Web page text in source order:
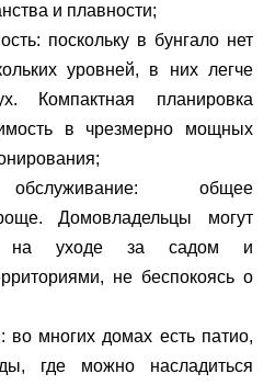
и плавности;
поскольку в бунгало нет
уровней, в них легче
Компактная планировка
в чрезмерно мощных
общее
Домовладельцы могут
на уходе за садом и
не беспокоясь о
во многих домах есть патио,
где можно насладиться